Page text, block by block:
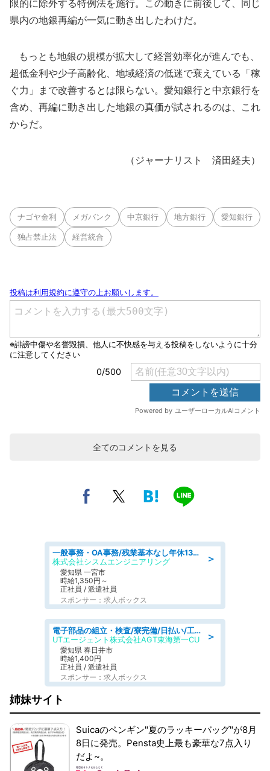
限的に除外する特例法を施行。この動きに前後して、同じ
県内の地銀再編が一気に動き出したわけだ。
もっとも地銀の規模が拡大して経営効率化が進んでも、
超低金利や少子高齢化、地域経済の低迷で衰えている「稼
ぐ力」まで改善するとは限らない。愛知銀行と中京銀行を
含め、再編に動き出した地銀の真価が試されるのは、これ
からだ。
（ジャーナリスト 済田経夫）
ナゴヤ金利 メガバンク 中京銀行 地方銀行 愛知銀行
独占禁止法 経営統合
全てのコメントを見る
＞
一般事務・OA事務/残業基本なし年休130日社保完備の一般・調達事務
株式会社シスムエンジニアリング
愛知県 一宮市
時給1,350円～
正社員 / 派遣社員
スポンサー：求人ボックス
＞
電子部品の組立・検査/寮完備/日払い/工場・製造
UTエージェント株式会社AGT東海第一CU
愛知県 春日井市
時給1,400円
正社員 / 派遣社員
スポンサー：求人ボックス
姉妹サイト
Suicaのペンギン"夏のラッキーバッグ"が8月
8日に発売。Pensta史上最も豪華な7点入り
だよ~。